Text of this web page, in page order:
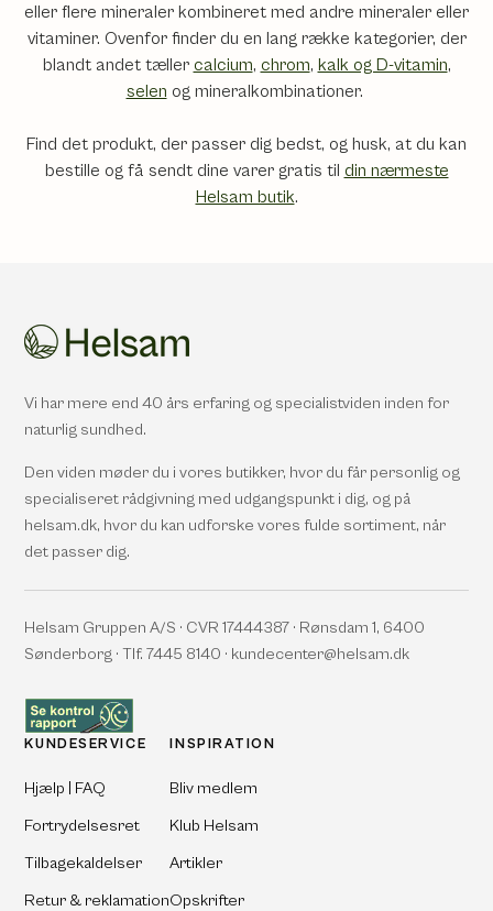
eller flere mineraler kombineret med andre mineraler eller
vitaminer. Ovenfor finder du en lang række kategorier, der
blandt andet tæller calcium, chrom, kalk og D-vitamin,
selen og mineralkombinationer.
Find det produkt, der passer dig bedst, og husk, at du kan
bestille og få sendt dine varer gratis til din nærmeste
Helsam butik.
Vi har mere end 40 års erfaring og specialistviden inden for
naturlig sundhed.
Den viden møder du i vores butikker, hvor du får personlig og
specialiseret rådgivning med udgangspunkt i dig, og på
helsam.dk, hvor du kan udforske vores fulde sortiment, når
det passer dig.
Helsam Gruppen A/S · CVR 17444387 · Rønsdam 1, 6400
Sønderborg · Tlf. 7445 8140 · kundecenter@helsam.dk
KUNDESERVICE
Hjælp | FAQ
Fortrydelsesret
Tilbagekaldelser
Retur & reklamation
INSPIRATION
Bliv medlem
Klub Helsam
Artikler
Opskrifter